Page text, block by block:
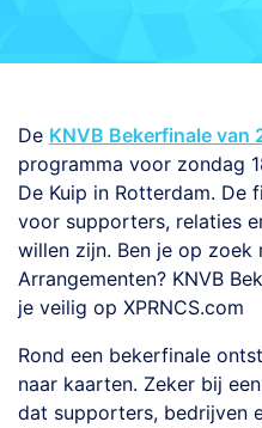
De KNVB Bekerfinale van
programma voor zondag
De Kuip in Rotterdam. De
voor supporters, relaties
willen zijn. Ben je op zoek
Arrangementen? KNVB
je veilig op XPRNCS.com
Rond een bekerfinale
naar kaarten. Zeker bij
dat supporters, bedrijven